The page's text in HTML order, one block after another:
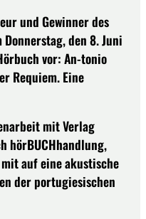
und Gewinner des
den 8. Juni
vor: An-tonio
Requiem. Eine
mit Verlag
hörBUCHhandlung,
auf eine akustische
der portugiesischen